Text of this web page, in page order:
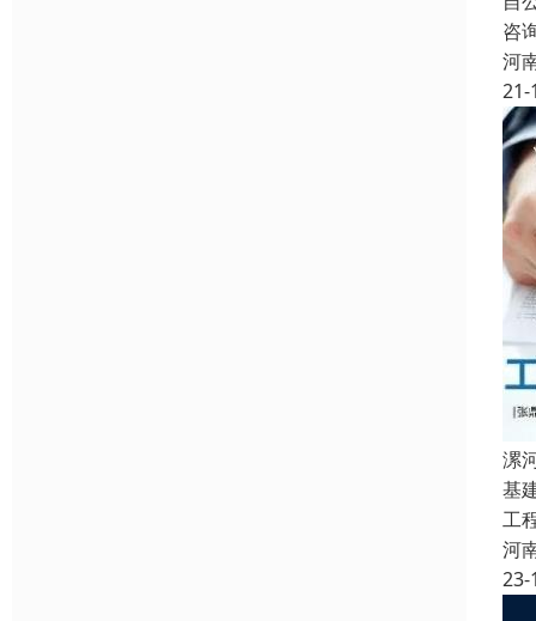
咨
河
21-
漯
基
工
河
23-